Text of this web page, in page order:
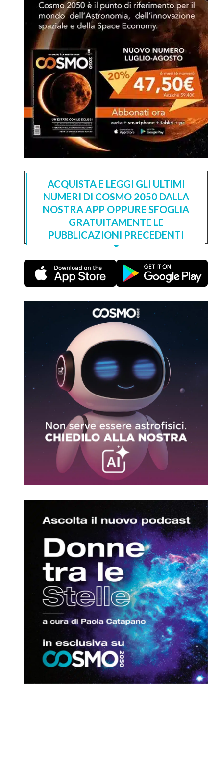
ACQUISTA E LEGGI GLI ULTIMI
NUMERI DI COSMO 2050 DALLA
NOSTRA APP OPPURE SFOGLIA
GRATUITAMENTE LE
PUBBLICAZIONI PRECEDENTI